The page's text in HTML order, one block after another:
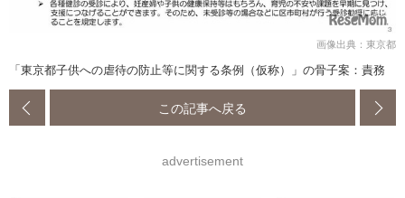
画像出典：東京都
「東京都子供への虐待の防止等に関する条例（仮称）」の骨子案：責務
この記事へ戻る
advertisement